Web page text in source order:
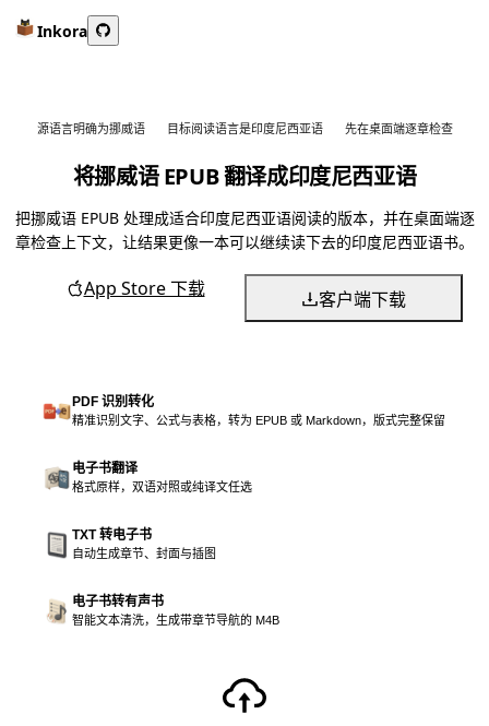
Inkora
源语言明确为挪威语 目标阅读语言是印度尼西亚语 先在桌面端逐章检查
将挪威语 EPUB 翻译成印度尼西亚语
把挪威语 EPUB 处理成适合印度尼西亚语阅读的版本，并在桌面端逐
章检查上下文，让结果更像一本可以继续读下去的印度尼西亚语书。
App Store 下载 客户端下载
PDF 识别转化
精准识别文字、公式与表格，转为 EPUB 或 Markdown，版式完整保留
电子书翻译
格式原样，双语对照或纯译文任选
TXT 转电子书
自动生成章节、封面与插图
电子书转有声书
智能文本清洗，生成带章节导航的 M4B